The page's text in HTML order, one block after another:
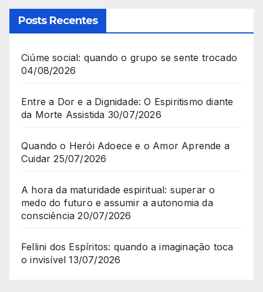
Posts Recentes
Ciúme social: quando o grupo se sente trocado
04/08/2026
Entre a Dor e a Dignidade: O Espiritismo diante
da Morte Assistida 30/07/2026
Quando o Herói Adoece e o Amor Aprende a
Cuidar 25/07/2026
A hora da maturidade espiritual: superar o
medo do futuro e assumir a autonomia da
consciência 20/07/2026
Fellini dos Espíritos: quando a imaginação toca
o invisível 13/07/2026